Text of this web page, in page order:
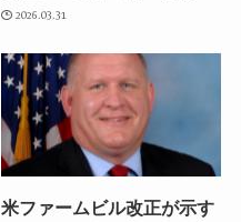
2026.03.31
米ファームビル改正が示す